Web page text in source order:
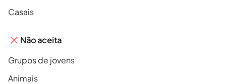
Casais
Não aceita
Grupos de jovens
Animais